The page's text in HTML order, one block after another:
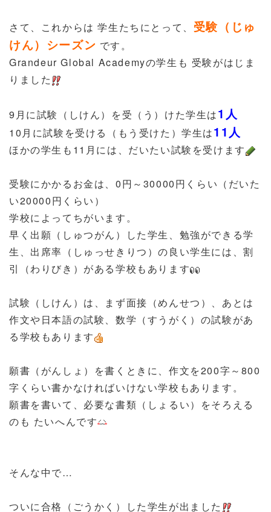
さて、これからは 学生たちにとって、 受験（じゅ
けん）シーズン です。
Grandeur Global Academyの学生も 受験がはじま
りました
9月に試験（しけん）を受（う）けた学生は1人
10月に試験を受ける（もう受けた）学生は11人
ほかの学生も11月には、だいたい試験を受けます
受験にかかるお金は、0円～30000円くらい（だいた
い20000円くらい）
学校によってちがいます。
早く出願（しゅつがん）した学生、勉強ができる学
生、出席率（しゅっせきりつ）の良い学生には、割
引（わりびき）がある学校もあります
試験（しけん）は、まず面接（めんせつ）、あとは
作文や日本語の試験、数学（すうがく）の試験があ
る学校もあります
願書（がんしょ）を書くときに、作文を200字～800
字くらい書かなければいけない学校もあります。
願書を書いて、必要な書類（しょるい）をそろえる
のも たいへんです
そんな中で…
ついに合格（ごうかく）した学生が出ました